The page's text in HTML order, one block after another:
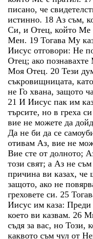
писано, че
истинно. 18 Аз съм,
Си, и Отец, който Ме
Мен. 19 Тогава Му
Иисус отговори: Не
Отец; ако познавахте
Моя Отец. 20 Тези
съкровищницата, като
не Го хвана, защото
21 И Иисус пак им
търсите, но в греха си
вие не можете да
Да не би да се
отивам Аз, вие не
Вие сте от долното;
този свят; а Аз не съм
причина ви казах, че
защото, ако не
греховете си. 25
Иисус им каза: Преди
което ви казвам. 26
съдя за вас, но Този,
каквото съм чул от